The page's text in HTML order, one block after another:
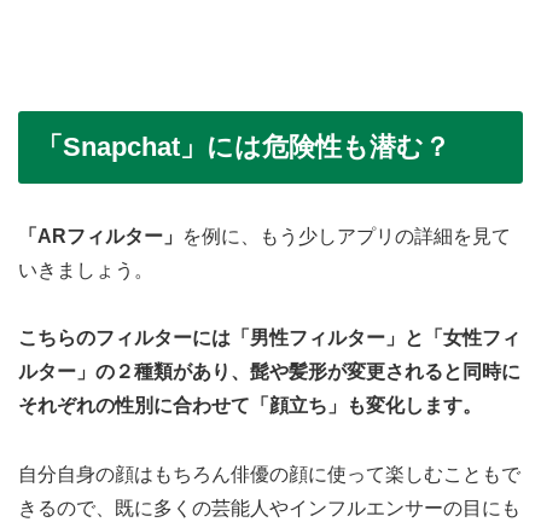
「Snapchat」には危険性も潜む？
「ARフィルター」
を例に、もう少しアプリの詳細を見て
いきましょう。
こちらのフィルターには「男性フィルター」と「女性フィ
ルター」の２種類があり、髭や髪形が変更されると同時に
それぞれの性別に合わせて「顔立ち」も変化します。
自分自身の顔はもちろん俳優の顔に使って楽しむこともで
きるので、既に多くの芸能人やインフルエンサーの目にも